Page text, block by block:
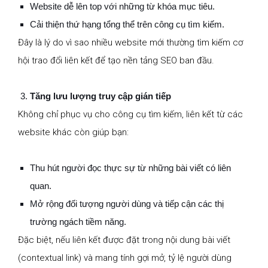
Website dễ lên top với những từ khóa mục tiêu.
Cải thiện thứ hạng tổng thể trên công cụ tìm kiếm.
Đây là lý do vì sao nhiều website mới thường tìm kiếm cơ
hội trao đổi liên kết để tạo nền tảng SEO ban đầu.
Tăng lưu lượng truy cập gián tiếp
Không chỉ phục vụ cho công cụ tìm kiếm, liên kết từ các
website khác còn giúp bạn:
Thu hút người đọc thực sự từ những bài viết có liên
quan.
Mở rộng đối tượng người dùng và tiếp cận các thị
trường ngách tiềm năng.
Đặc biệt, nếu liên kết được đặt trong nội dung bài viết
(contextual link) và mang tính gợi mở, tỷ lệ người dùng